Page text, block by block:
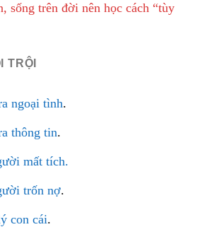
sống trên đời nên học cách “tùy
TRỘI
ngoại tình.
thông tin.
mất tích.
trốn nợ.
con cái.